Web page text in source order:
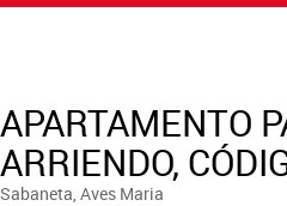
APARTAMENTO
ARRIENDO,
Sabaneta, Aves Maria